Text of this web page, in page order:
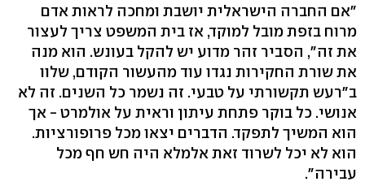
"אם החברה הישראלית יושבת ומחכה לראות אדם
מרוח בזפת מובל למוקד, אז בית המשפט צריך לעצור
את זה", הסביר זהר מדוע יש להקל בעונש. הוא מנה
את שורת החקירות נגדו עוד מהעשור הקודם, שלוו
ב"רעש תקשורתי על טבעי. זה נשמר כל השנים. זה לא
אנושי. כל בוקר פתחת עיתון וראית על אולמרט - אך
הוא המשיך לתפקד. הדברים יצאו מכל פרופורציות.
הוא לא יכל לשרוד זאת אלמלא היה חש חף מכל
עבירה".